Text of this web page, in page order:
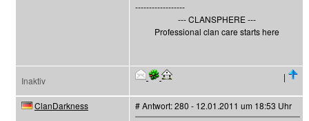
------------------
--- CLANSPHERE ---
Professional clan care starts here
Inaktiv |
ClanDarkness
# Antwort: 280 - 12.01.2011 um 18:53 Uhr